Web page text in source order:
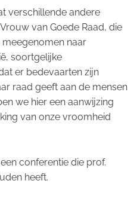
verschillende andere
van Goede Raad, die
naar
soortgelijke
er bedevaarten zijn
raad geeft aan de mensen
we hier een aanwijzing
van onze vroomheid
conferentie die prof.
heeft.